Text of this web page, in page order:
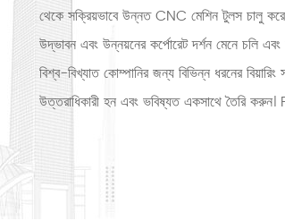
থেকে সক্রিয়ভাবে উন্নত CNC মেশিন টুলস চালু
উদ্ভাবন এবং উন্নয়নের কর্পোরেট দর্শন মেনে চলি
বিশ্ব-বিখ্যাত কোম্পানির জন্য বিভিন্ন ধরনের
উত্তরাধিকারী হন এবং ভবিষ্যত একসাথে তৈরি